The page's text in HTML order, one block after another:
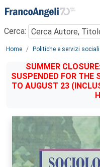
Menu
Cerca:
Main content
Home Politiche e servizi sociali
SUMMER
SUSPENDED FOR THE
TO AUGUST 23